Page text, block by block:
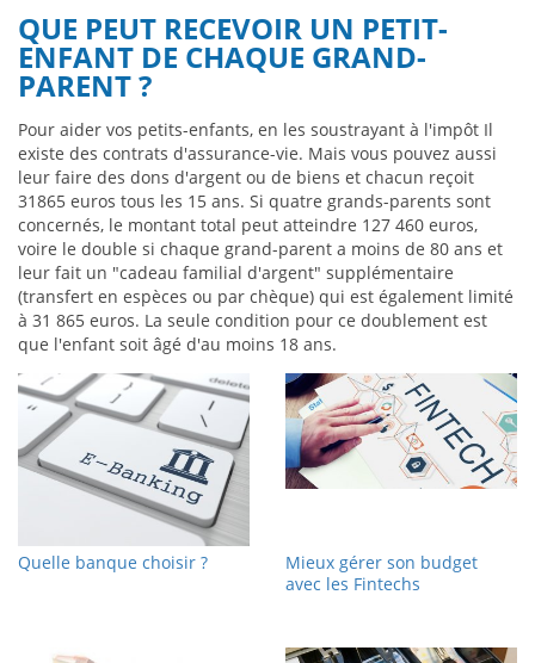
QUE PEUT RECEVOIR UN PETIT-
ENFANT DE CHAQUE GRAND-
PARENT ?
Pour aider vos petits-enfants, en les soustrayant à l'impôt Il
existe des contrats d'assurance-vie. Mais vous pouvez aussi
leur faire des dons d'argent ou de biens et chacun reçoit
31865 euros tous les 15 ans. Si quatre grands-parents sont
concernés, le montant total peut atteindre 127 460 euros,
voire le double si chaque grand-parent a moins de 80 ans et
leur fait un "cadeau familial d'argent" supplémentaire
(transfert en espèces ou par chèque) qui est également limité
à 31 865 euros. La seule condition pour ce doublement est
que l'enfant soit âgé d'au moins 18 ans.
Quelle banque choisir ?
Mieux gérer son budget
avec les Fintechs